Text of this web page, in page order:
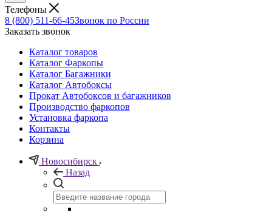
Телефоны
8 (800) 511-66-45Звонок по России
Заказать звонок
Каталог товаров
Каталог Фаркопы
Каталог Багажники
Каталог Автобоксы
Прокат Автобоксов и багажников
Производство фаркопов
Установка фаркопа
Контакты
Корзина
Новосибирск
Назад